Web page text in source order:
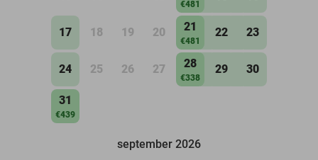
€481
17 18 19 20 21
€481
22 23
24 25 26 27 28
€338
29 30
31
€439
september 2026